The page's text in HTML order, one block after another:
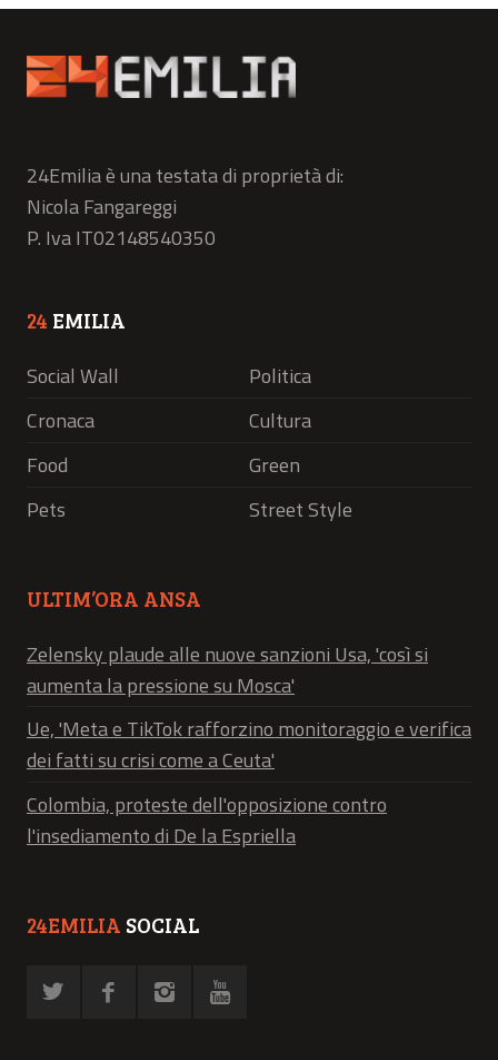
24Emilia è una testata di proprietà di:
Nicola Fangareggi
P. Iva IT02148540350
24 EMILIA
Social Wall
Politica
Cronaca
Cultura
Food
Green
Pets
Street Style
ULTIM’ORA ANSA
Zelensky plaude alle nuove sanzioni Usa, 'così si
aumenta la pressione su Mosca'
Ue, 'Meta e TikTok rafforzino monitoraggio e verifica
dei fatti su crisi come a Ceuta'
Colombia, proteste dell'opposizione contro
l'insediamento di De la Espriella
24EMILIA SOCIAL